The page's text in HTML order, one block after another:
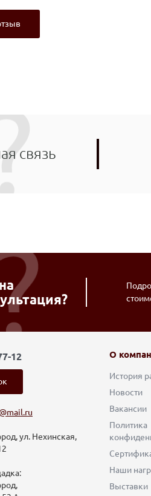
связь
12
ул. Нехинская,
О
История
Новости
Вакансии
Политика
Наши
Выставки